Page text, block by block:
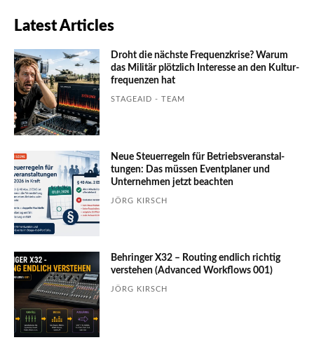
Latest Articles
Droht die nächste Frequenzkrise? Warum
das Mili­tär plötzlich Inte­resse an den Kultur­
fre­quen­zen hat
STAGEAID - TEAM
Neue Steuerregeln für Betriebs­ver­an­stal­
tungen: Das müssen Event­planer und
Unter­nehmen jetzt beachten
JÖRG KIRSCH
Behringer X32 – Routing endlich richtig
verstehen (Advanced Workflows 001)
JÖRG KIRSCH